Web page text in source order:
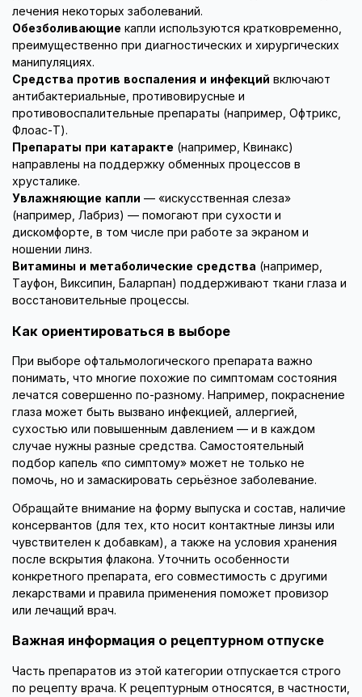
лечения некоторых заболеваний.
Обезболивающие капли используются кратковременно,
преимущественно при диагностических и хирургических
манипуляциях.
Средства против воспаления и инфекций включают
антибактериальные, противовирусные и
противовоспалительные препараты (например, Офтрикс,
Флоас-Т).
Препараты при катаракте (например, Квинакс)
направлены на поддержку обменных процессов в
хрусталике.
Увлажняющие капли — «искусственная слеза»
(например, Лабриз) — помогают при сухости и
дискомфорте, в том числе при работе за экраном и
ношении линз.
Витамины и метаболические средства (например,
Тауфон, Виксипин, Баларпан) поддерживают ткани глаза и
восстановительные процессы.
Как ориентироваться в выборе
При выборе офтальмологического препарата важно
понимать, что многие похожие по симптомам состояния
лечатся совершенно по-разному. Например, покраснение
глаза может быть вызвано инфекцией, аллергией,
сухостью или повышенным давлением — и в каждом
случае нужны разные средства. Самостоятельный
подбор капель «по симптому» может не только не
помочь, но и замаскировать серьёзное заболевание.
Обращайте внимание на форму выпуска и состав, наличие
консервантов (для тех, кто носит контактные линзы или
чувствителен к добавкам), а также на условия хранения
после вскрытия флакона. Уточнить особенности
конкретного препарата, его совместимость с другими
лекарствами и правила применения поможет провизор
или лечащий врач.
Важная информация о рецептурном отпуске
Часть препаратов из этой категории отпускается строго
по рецепту врача. К рецептурным относятся, в частности,